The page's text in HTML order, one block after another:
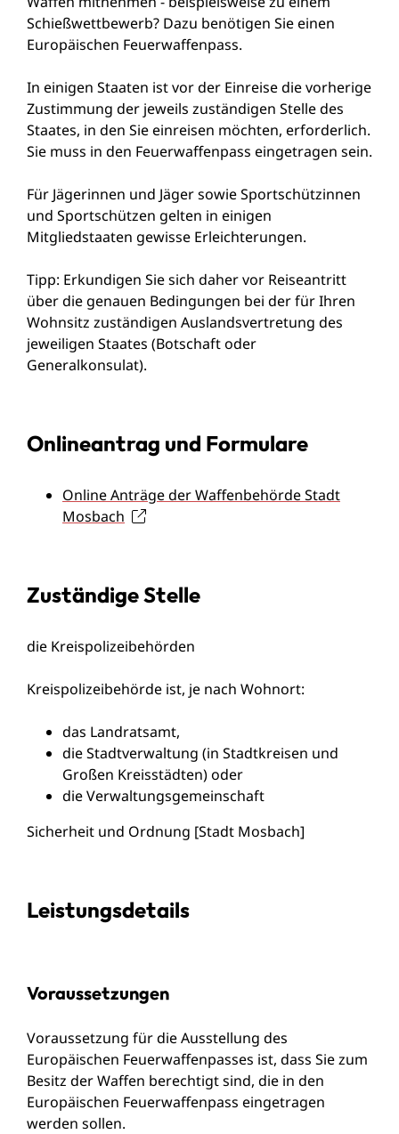
Schießwettbewerb? Dazu benötigen Sie einen
Europäischen Feuerwaffenpass.
In einigen Staaten ist vor der Einreise die vorherige
Zustimmung der jeweils zuständigen Stelle des
Staates, in den Sie einreisen möchten, erforderlich.
Sie muss in den Feuerwaffenpass eingetragen sein.
Für Jägerinnen und Jäger sowie Sportschützinnen
und Sportschützen gelten in einigen
Mitgliedstaaten gewisse Erleichterungen.
Tipp: Erkundigen Sie sich daher vor Reiseantritt
über die genauen Bedingungen bei der für Ihren
Wohnsitz zuständigen Auslandsvertretung des
jeweiligen Staates (Botschaft oder
Generalkonsulat).
Onlineantrag und Formulare
Online Anträge der Waffenbehörde Stadt
Mosbach
Zuständige Stelle
die Kreispolizeibehörden
Kreispolizeibehörde ist, je nach Wohnort:
das Landratsamt,
die Stadtverwaltung (in Stadtkreisen und
Großen Kreisstädten) oder
die Verwaltungsgemeinschaft
Sicherheit und Ordnung [Stadt Mosbach]
Leistungsdetails
Voraussetzungen
Voraussetzung für die Ausstellung des
Europäischen Feuerwaffenpasses ist, dass Sie zum
Besitz der Waffen berechtigt sind, die in den
Europäischen Feuerwaffenpass eingetragen
werden sollen.